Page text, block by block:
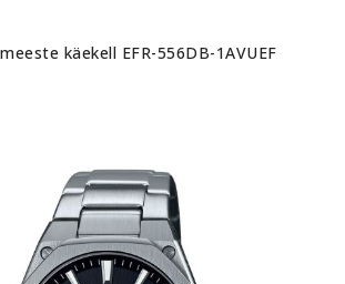
käekell EFR-556DB-1AVUEF